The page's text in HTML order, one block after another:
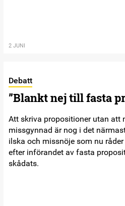
2 JUNI
Debatt
”Blankt nej till fasta
Att skriva propositioner utan att
missgynnad är nog i det
ilska och missnöje som nu
efter införandet av fasta
skådats.